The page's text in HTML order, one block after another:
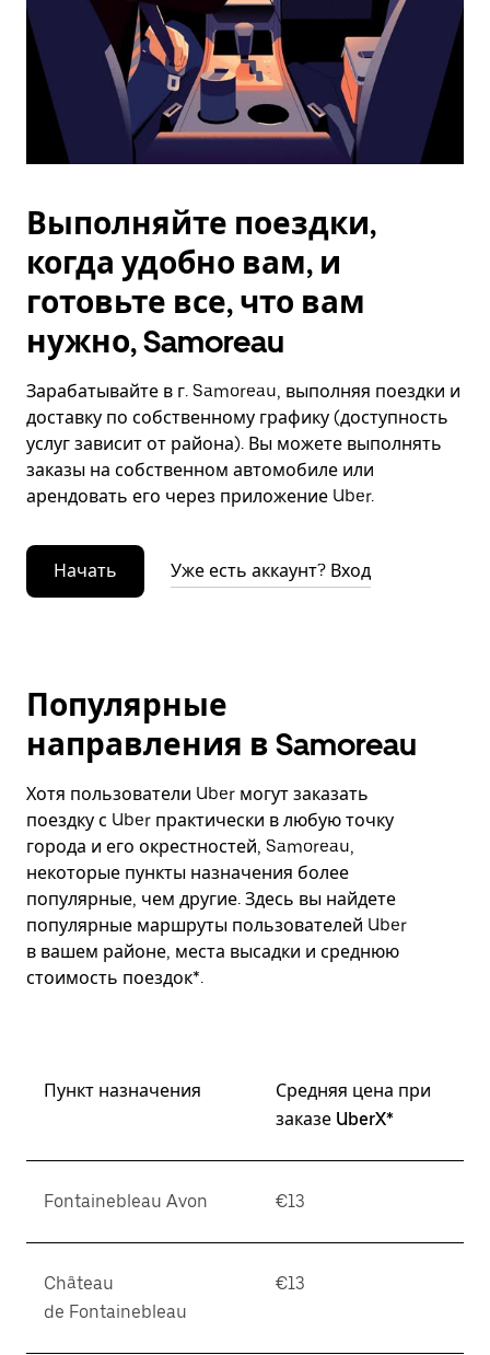
Выполняйте поездки,
когда удобно вам, и
готовьте все, что вам
нужно, Samoreau
Зарабатывайте в г. Samoreau, выполняя поездки и
доставку по собственному графику (доступность
услуг зависит от района). Вы можете выполнять
заказы на собственном автомобиле или
арендовать его через приложение Uber.
Начать Уже есть аккаунт? Вход
Популярные
направления в Samoreau
Хотя пользователи Uber могут заказать
поездку с Uber практически в любую точку
города и его окрестностей, Samoreau,
некоторые пункты назначения более
популярные, чем другие. Здесь вы найдете
популярные маршруты пользователей Uber
в вашем районе, места высадки и среднюю
стоимость поездок*.
Пункт назначения
Средняя цена при
заказе UberX*
Fontainebleau Avon €13
Château
de Fontainebleau
€13